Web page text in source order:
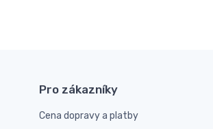
Pro zákazníky
Cena dopravy a platby